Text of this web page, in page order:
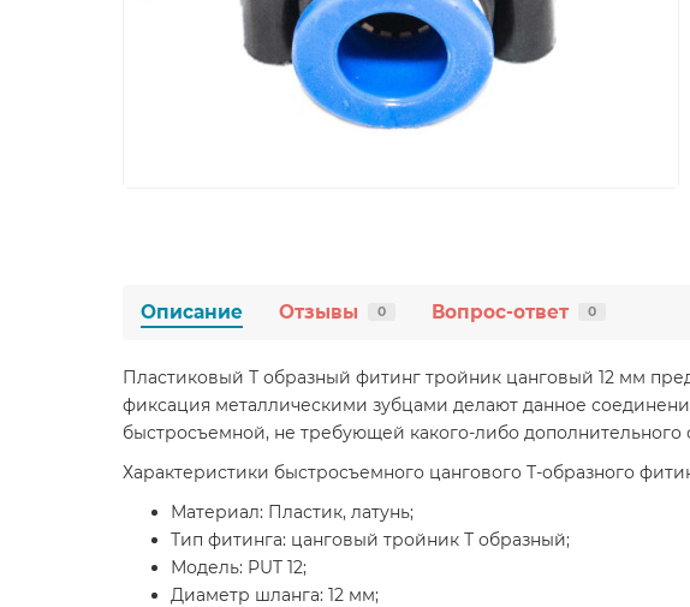
Описание Отзывы 0 Вопрос-ответ 0
Пластиковый Т образный фитинг тройник цанговый 12 мм
фиксация металлическими зубцами делают данное
быстросъемной, не требующей какого-либо дополнительного
Характеристики быстросъемного цангового Т-образного
Материал: Пластик, латунь;
Тип фитинга: цанговый тройник Т образный;
Модель: PUT 12;
Диаметр шланга: 12 мм;